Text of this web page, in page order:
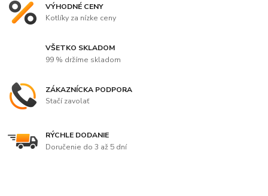
VÝHODNÉ CENY
Kotlíky za nízke ceny
VŠETKO SKLADOM
99 % držíme skladom
ZÁKAZNÍCKA PODPORA
Stačí zavolať
RÝCHLE DODANIE
Doručenie do 3 až 5 dní